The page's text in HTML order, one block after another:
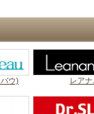
ウ) レアナ